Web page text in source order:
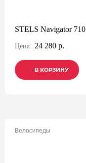
STELS Navigator
Цена: 24 280 р.
В КОРЗИНУ
В КОРЗИНУ
В КОРЗИНУ
Велосипеды